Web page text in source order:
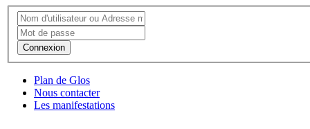
Connexion
Plan de Glos
Nous contacter
Les manifestations